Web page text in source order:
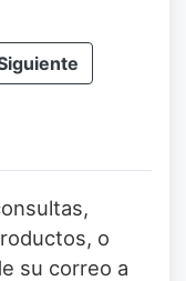
o
su correo a